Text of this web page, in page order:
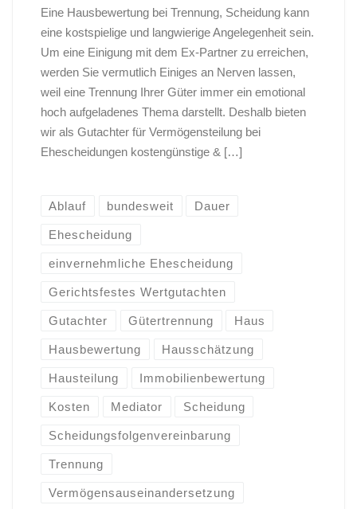
Eine Hausbewertung bei Trennung, Scheidung kann
eine kostspielige und langwierige Angelegenheit sein.
Um eine Einigung mit dem Ex-Partner zu erreichen,
werden Sie vermutlich Einiges an Nerven lassen,
weil eine Trennung Ihrer Güter immer ein emotional
hoch aufgeladenes Thema darstellt. Deshalb bieten
wir als Gutachter für Vermögensteilung bei
Ehescheidungen kostengünstige & […]
Ablauf bundesweit Dauer
Ehescheidung
einvernehmliche Ehescheidung
Gerichtsfestes Wertgutachten
Gutachter Gütertrennung Haus
Hausbewertung Hausschätzung
Hausteilung Immobilienbewertung
Kosten Mediator Scheidung
Scheidungsfolgenvereinbarung
Trennung
Vermögensauseinandersetzung